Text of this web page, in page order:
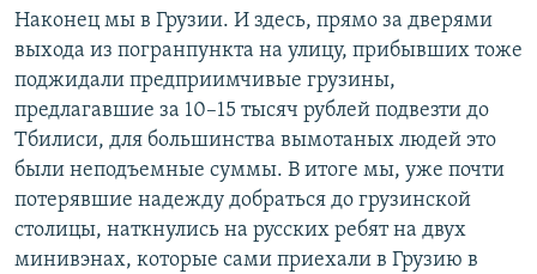
Наконец мы в Грузии. И здесь, прямо за дверями
выхода из погранпункта на улицу, прибывших тоже
поджидали предприимчивые грузины,
предлагавшие за 10–15 тысяч рублей подвезти до
Тбилиси, для большинства вымотаных людей это
были неподъемные суммы. В итоге мы, уже почти
потерявшие надежду добраться до грузинской
столицы, наткнулись на русских ребят на двух
минивэнах, которые сами приехали в Грузию в